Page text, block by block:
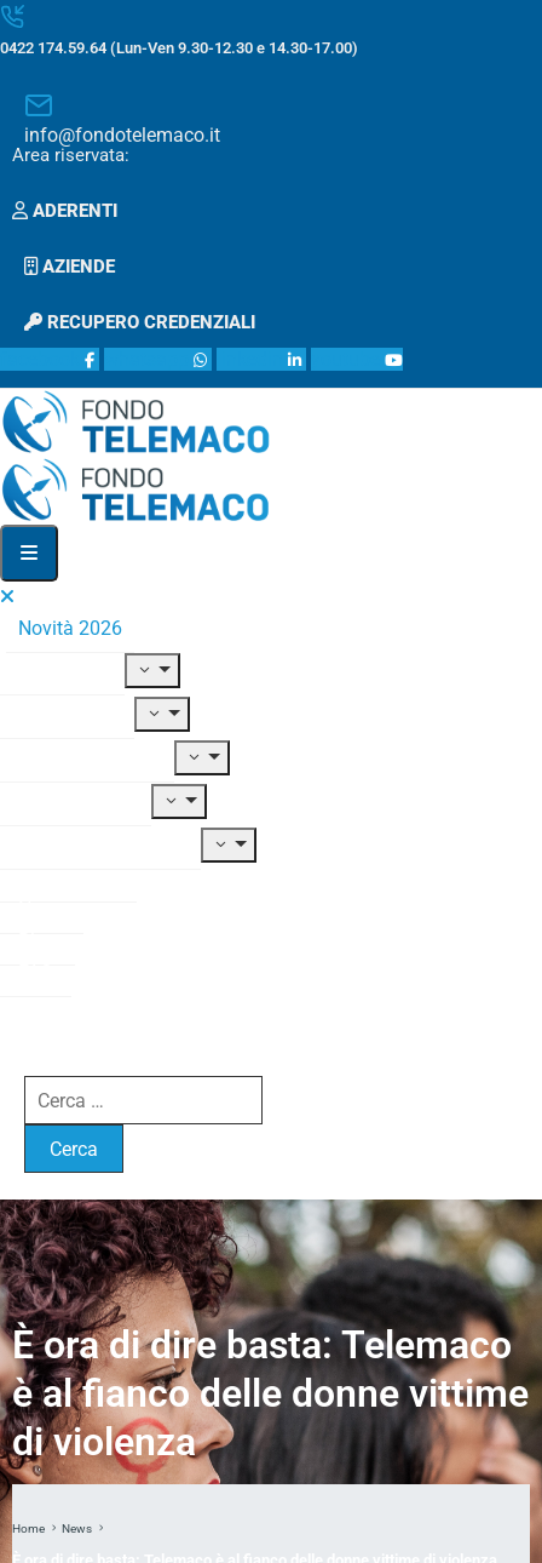
0422 174.59.64 (Lun-Ven 9.30-12.30 e 14.30-17.00)
info@fondotelemaco.it
Area riservata:
ADERENTI
AZIENDE
RECUPERO CREDENZIALI
Novità 2026
È ora di dire basta: Telemaco
è al fianco delle donne vittime
di violenza
Home News